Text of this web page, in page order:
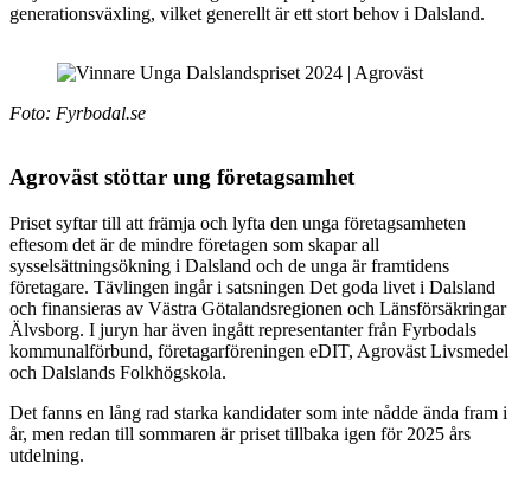
generationsväxling, vilket generellt är ett stort behov i Dalsland.
Foto: Fyrbodal.se
Agroväst stöttar ung företagsamhet
Priset syftar till att främja och lyfta den unga företagsamheten
eftesom det är de mindre företagen som skapar all
sysselsättningsökning i Dalsland och de unga är framtidens
företagare. Tävlingen ingår i satsningen Det goda livet i Dalsland
och finansieras av Västra Götalandsregionen och Länsförsäkringar
Älvsborg. I juryn har även ingått representanter från Fyrbodals
kommunalförbund, företagarföreningen eDIT, Agroväst Livsmedel
och Dalslands Folkhögskola.
Det fanns en lång rad starka kandidater som inte nådde ända fram i
år, men redan till sommaren är priset tillbaka igen för 2025 års
utdelning.